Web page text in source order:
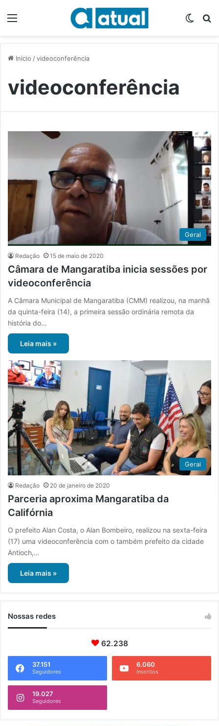
Início /videoconferência
videoconferência
Geral
Redação 15 de maio de 2020
Câmara de Mangaratiba inicia sessões por
videoconferência
A Câmara Municipal de Mangaratiba (CMM) realizou, na manhã
da quinta-feira (14), a primeira sessão ordinária remota da
história do…
Leia mais »
Geral
Redação 20 de janeiro de 2020
Parceria aproxima Mangaratiba da
Califórnia
O prefeito Alan Costa, o Alan Bombeiro, realizou na sexta-feira
(17) uma videoconferência com o também prefeito da cidade
Antioch,…
Leia mais »
Nossas redes
62.238
37.151
Seguidores
6.060
Inscritos
19.027
Seguidores